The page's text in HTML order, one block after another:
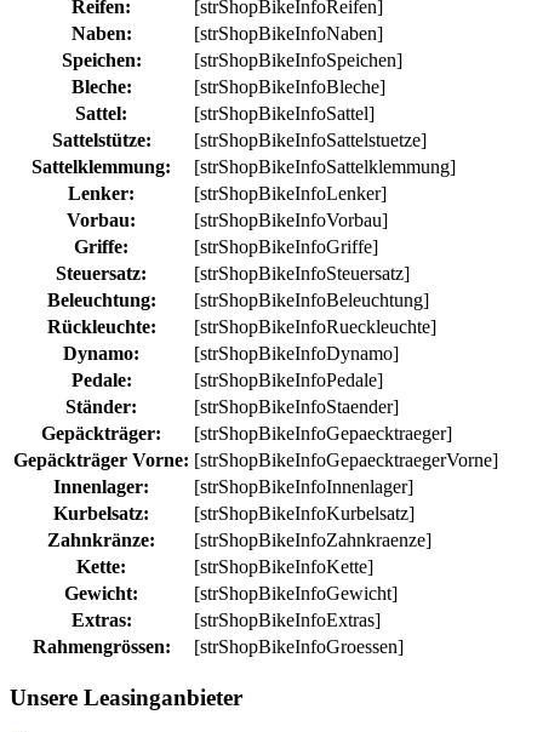
Reifen:
[strShopBikeInfoReifen]
Naben:
[strShopBikeInfoNaben]
Speichen:
[strShopBikeInfoSpeichen]
Bleche:
[strShopBikeInfoBleche]
Sattel:
[strShopBikeInfoSattel]
Sattelstütze:
[strShopBikeInfoSattelstuetze]
Sattelklemmung:
[strShopBikeInfoSattelklemmung]
Lenker:
[strShopBikeInfoLenker]
Vorbau:
[strShopBikeInfoVorbau]
Griffe:
[strShopBikeInfoGriffe]
Steuersatz:
[strShopBikeInfoSteuersatz]
Beleuchtung:
[strShopBikeInfoBeleuchtung]
Rückleuchte:
[strShopBikeInfoRueckleuchte]
Dynamo:
[strShopBikeInfoDynamo]
Pedale:
[strShopBikeInfoPedale]
Ständer:
[strShopBikeInfoStaender]
Gepäckträger:
[strShopBikeInfoGepaecktraeger]
Gepäckträger Vorne: [strShopBikeInfoGepaecktraegerVorne]
Innenlager:
[strShopBikeInfoInnenlager]
Kurbelsatz:
[strShopBikeInfoKurbelsatz]
Zahnkränze:
[strShopBikeInfoZahnkraenze]
Kette:
[strShopBikeInfoKette]
Gewicht:
[strShopBikeInfoGewicht]
Extras:
[strShopBikeInfoExtras]
Rahmengrössen:
[strShopBikeInfoGroessen]
Unsere Leasinganbieter